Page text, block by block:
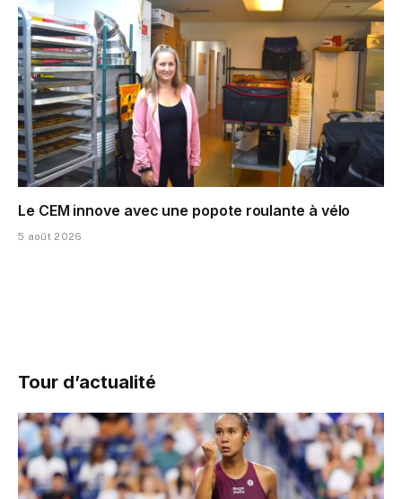
Le CEM innove avec une popote roulante à vélo
5 août 2026
Tour d’actualité